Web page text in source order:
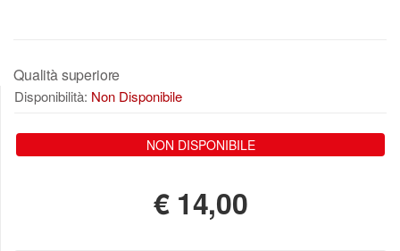
Qualità superiore
Disponibilità: Non Disponibile
NON DISPONIBILE
€ 14,00